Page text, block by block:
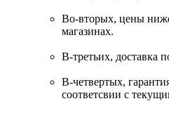
Во-вторых, цены
магазинах.
В-третьих, доставка
В-четвертых,
соответсвии с